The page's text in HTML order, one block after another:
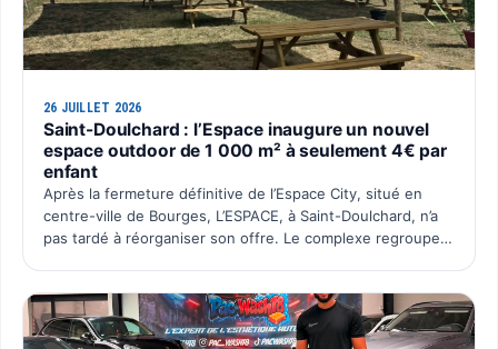
26 JUILLET 2026
Saint-Doulchard : l’Espace inaugure un nouvel
espace outdoor de 1 000 m² à seulement 4€ par
enfant
Après la fermeture définitive de l’Espace City, situé en
centre-ville de Bourges, L’ESPACE, à Saint-Doulchard, n’a
pas tardé à réorganiser son offre. Le complexe regroupe